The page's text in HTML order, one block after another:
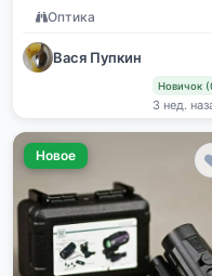
Оптика
Вася Пупкин
Новичок
3 нед.
Новое